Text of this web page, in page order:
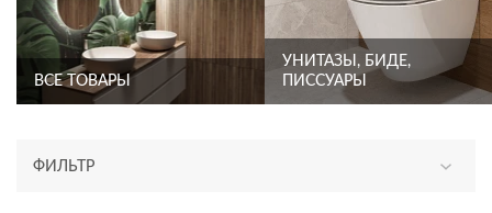
ВСЕ ТОВАРЫ
УНИТАЗЫ, БИДЕ,
ПИССУАРЫ
ФИЛЬТР